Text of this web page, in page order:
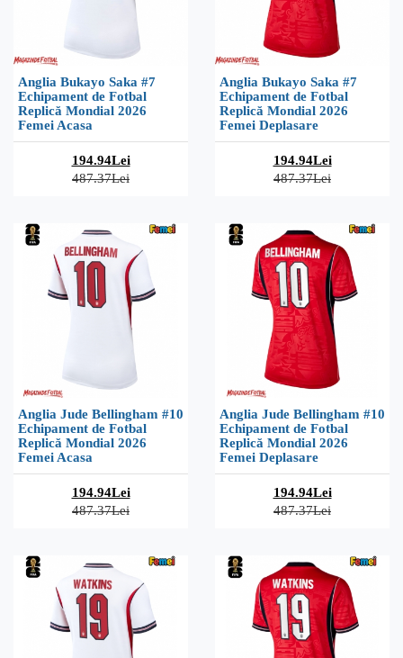
Anglia Bukayo Saka #7
Echipament de Fotbal
Replică Mondial 2026
Femei Acasa
194.94Lei
487.37Lei
Anglia Bukayo Saka #7
Echipament de Fotbal
Replică Mondial 2026
Femei Deplasare
194.94Lei
487.37Lei
Anglia Jude Bellingham #10
Echipament de Fotbal
Replică Mondial 2026
Femei Acasa
194.94Lei
487.37Lei
Anglia Jude Bellingham #10
Echipament de Fotbal
Replică Mondial 2026
Femei Deplasare
194.94Lei
487.37Lei